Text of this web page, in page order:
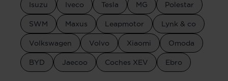
Isuzu Iveco Tesla MG Polestar
SWM Maxus Leapmotor Lynk & co
Volkswagen Volvo Xiaomi Omoda
BYD Jaecoo Coches XEV Ebro